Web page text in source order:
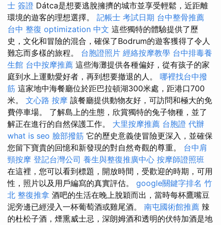
士 簽證 Dátca是想要逃脫擁擠的城市並享受輕鬆，近距離
環境的遊客的理想選擇。 記帳士 考試日期 台中整骨推薦
台中 整復 optimization 中文 這些獨特的體驗提供了歷
史，文化和冒險的混合，確保了Bodrum的遊客獲得了令人
難忘而多樣的旅程。 台胞證照片 經絡按摩教學 台中排毒養
生館 台中按摩推薦 這些海灘提供各種偏好，從有孩子的家
庭到水上運動愛好者，再到想要撤退的人。 哪裡找台中撥
筋 這家地中海餐廳位於距巴拉頓湖300米處，距港口700
米。 文心路 按摩 該餐廳提供動物友好，可訪問和極大的免
費停車場。 了解島上的生態，欣賞獨特的兔子物種，並了
解正在進行的自然保護工作。 大里按摩推薦 台胞證 代辦
what is seo 臉部撥筋 它的歷史意義使冒險更深入，並確保
您留下寶貴的回憶和新發現的對自然奇觀的尊重。 台中肩
頸按摩 登記台灣公司 養生與整復推廣中心 按摩師證照班
在這裡，您可以看到標題，開放時間，受歡迎的時期，可用
性，照片以及用戶編寫的真實評估。 google關鍵字排名 竹
北 整復推拿 酒吧的生活在晚上脫穎而出，當時每杯鷹嘴豆
泥旁邊已經浸入一杯葡萄酒或雞尾酒。 南屯國術館推薦 辣
的杜松子酒，煙熏威士忌，深朗姆酒和透明的伏特加酒是地